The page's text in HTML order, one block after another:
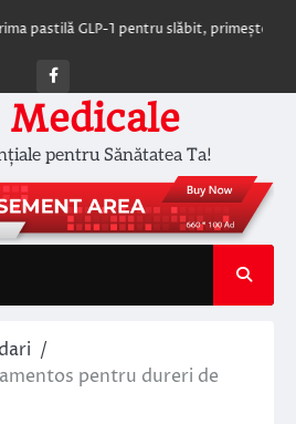
GLP-1 pentru slăbit, primește undă verde
Facebook
pentru Sănătatea Ta!
pentru dureri de